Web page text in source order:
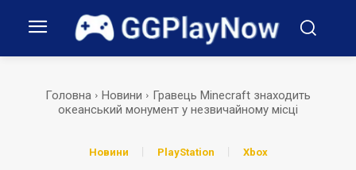
Головна Новини
Гравець Minecraft знаходить
океанський монумент у незвичайному місці
Новини PlayStation Xbox